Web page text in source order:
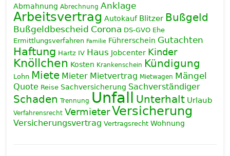
Abmahnung Abrechnung Anklage
Arbeitsvertrag Autokauf Blitzer Bußgeld
Bußgeldbescheid Corona DS-GVO Ehe
Ermittlungsverfahren Familie Führerschein Gutachten
Haftung Hartz IV Haus Jobcenter Kinder
Knöllchen Kosten Krankenschein Kündigung
Lohn Miete Mieter Mietvertrag Mietwagen Mängel
Quote Reise Sachversicherung Sachverständiger
Schaden Trennung Unfall Unterhalt Urlaub
Verfahrensrecht VermieterVersicherung
Versicherungsvertrag Vertragsrecht Wohnung